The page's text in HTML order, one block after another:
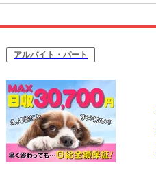
アルバイト・パート